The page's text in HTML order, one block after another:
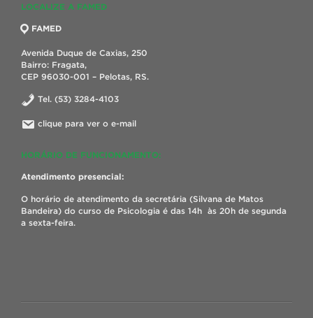
LOCALIZE A FAMED
FAMED
Avenida Duque de Caxias, 250
Bairro: Fragata,
CEP 96030-001 – Pelotas, RS.
Tel. (53) 3284-4103
clique para ver o e-mail
HORÁRIO DE FUNCIONAMENTO:
Atendimento presencial:
O horário de atendimento da secretária (Silvana de Matos
Bandeira) do curso de Psicologia é das 14h às 20h de segunda
a sexta-feira.